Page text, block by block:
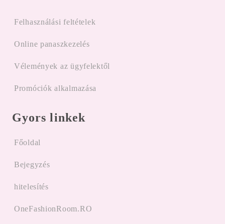
Felhasználási feltételek
Online panaszkezelés
Vélemények az ügyfelektől
Promóciók alkalmazása
Gyors linkek
Főoldal
Bejegyzés
hitelesítés
OneFashionRoom.RO